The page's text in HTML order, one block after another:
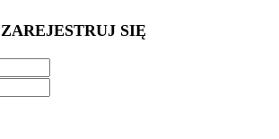
ZAREJESTRUJ SIĘ